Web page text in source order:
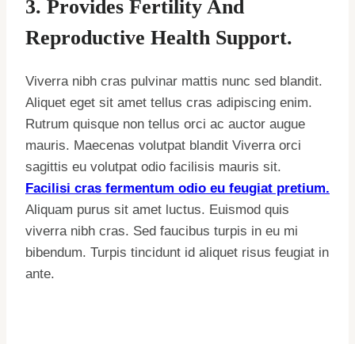
3. Provides Fertility And
Reproductive Health Support.
Viverra nibh cras pulvinar mattis nunc sed blandit.
Aliquet eget sit amet tellus cras adipiscing enim.
Rutrum quisque non tellus orci ac auctor augue
mauris. Maecenas volutpat blandit Viverra orci
sagittis eu volutpat odio facilisis mauris sit.
Facilisi cras fermentum odio eu feugiat pretium.
Aliquam purus sit amet luctus. Euismod quis
viverra nibh cras. Sed faucibus turpis in eu mi
bibendum. Turpis tincidunt id aliquet risus feugiat in
ante.